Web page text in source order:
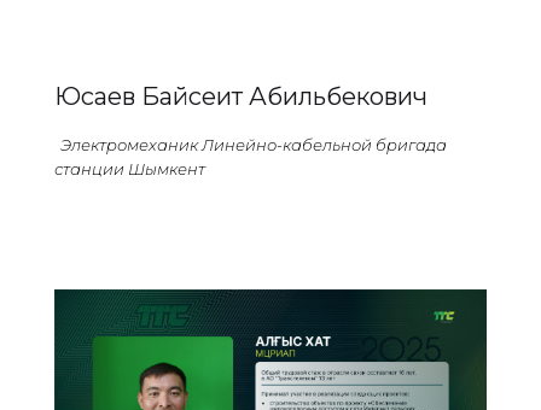
Юсаев Байсеит Абильбекович
Электромеханик Линейно-кабельной бригада
станции Шымкент